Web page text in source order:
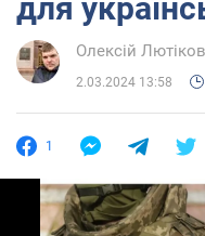
для
Олексій Лютіков
2.03.2024 13:58
1